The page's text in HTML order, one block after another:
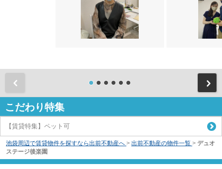
こだわり特集
【賃貸特集】ペット可
池袋周辺で賃貸物件を探すなら出前不動産へ > 出前不動産の物件一覧 > デュオ
ステージ後楽園